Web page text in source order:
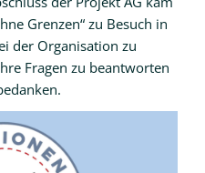
Grenzen“ zu Besuch in
der Organisation zu
Fragen zu beantworten